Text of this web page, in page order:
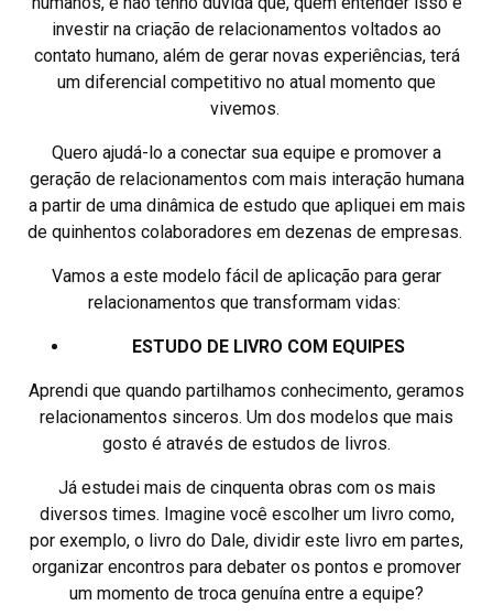
investir na criação de relacionamentos voltados ao
contato humano, além de gerar novas experiências, terá
um diferencial competitivo no atual momento que
vivemos.
Quero ajudá-lo a conectar sua equipe e promover a
geração de relacionamentos com mais interação humana
a partir de uma dinâmica de estudo que apliquei em mais
de quinhentos colaboradores em dezenas de empresas.
Vamos a este modelo fácil de aplicação para gerar
relacionamentos que transformam vidas:
ESTUDO DE LIVRO COM EQUIPES
Aprendi que quando partilhamos conhecimento, geramos
relacionamentos sinceros. Um dos modelos que mais
gosto é através de estudos de livros.
Já estudei mais de cinquenta obras com os mais
diversos times. Imagine você escolher um livro como,
por exemplo, o livro do Dale, dividir este livro em partes,
organizar encontros para debater os pontos e promover
um momento de troca genuína entre a equipe?